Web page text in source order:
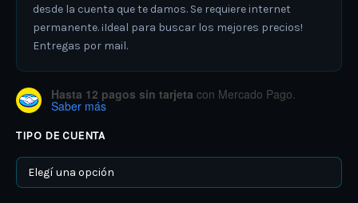
desde la cuenta que te damos. Se requiere internet
permanente. ¡Ideal para buscar los mejores precios!
Entregas por mail.
Hasta 12 pagos sin tarjeta con Mercado Pago.
Saber más
TIPO DE CUENTA